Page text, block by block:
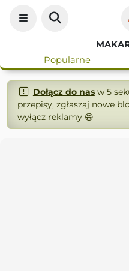
Popularne
Dołącz do nasw 5
przepisy, zgłaszaj nowe
wyłącz reklamy 😄